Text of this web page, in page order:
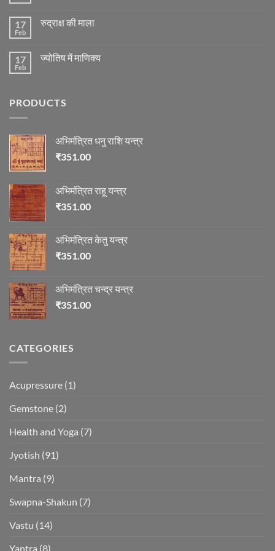
के
अनुसार
विचार
रोग
ज्योतिष
17
Feb
रुद्राक्ष की माला
रुद्राक्ष
17
Feb
ज्योतिष में माणिक्य
में
PRODUCTS
अभिमंत्रित धनु राशि यन्त्र
₹351.00
अभिमंत्रित राहू यन्त्र
₹351.00
अभिमंत्रित केतु यन्त्र
₹351.00
अभिमंत्रित चन्द्र यन्त्र
₹351.00
CATEGORIES
Acupressure (1)
Gemstone (2)
Health and Yoga (7)
Jyotish (91)
Mantra (9)
Swapna-Shakun (7)
Vastu (14)
Yantra (8)